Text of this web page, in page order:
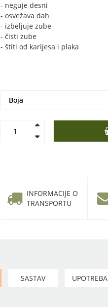
- neguje desni
- osvežava dah
- izbeljuje zube
- čisti zube
- štiti od karijesa i plaka
INFORMACIJE O
TRANSPORTU
SASTAV UPOTREBA